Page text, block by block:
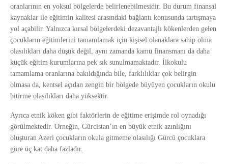
oranlarının en yoksul bölgelerde belirlenebilmesidir. Bu durum finansal
kaynaklar ile eğitimin kalitesi arasındaki bağlantı konusunda tartışmaya
yol açabilir. Yalnızca kırsal bölgelerdeki dezavantajlı kökenlerden gelen
çocukların eğitimlerini tamamlamak için kişisel olanaklara sahip olma
olasılıkları daha düşük değil, aynı zamanda kamu finansmanı da daha
küçük eğitim kurumlarına pek sık sunulmamaktadır. İlkokulu
tamamlama oranlarına bakıldığında bile, farklılıklar çok belirgin
olmasa da, kentsel açıdan zengin bir bölgede büyüyen çocukların okulu
bitirme olasılıkları daha yüksektir.
Ayrıca etnik köken gibi faktörlerin de eğitime erişimde rol oynadığı
görülmektedir. Örneğin, Gürcistan’ın en büyük etnik azınlığını
oluşturan Azeri çocukların okula gitmeme olasılığı Gürcü çocuklara
göre üç kat daha fazladır.